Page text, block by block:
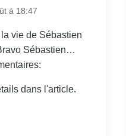
à 18:47
vie de Sébastien
Sébastien…
dans l'article.